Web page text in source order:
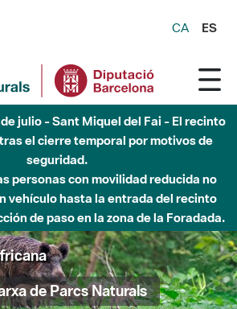
CA ES
julio - Sant Miquel del Fai - El recinto
el cierre temporal por motivos de
seguridad.
personas con movilidad reducida no
vehículo hasta la entrada del recinto
de paso en la zona de la Foradada.
de Parcs Naturals